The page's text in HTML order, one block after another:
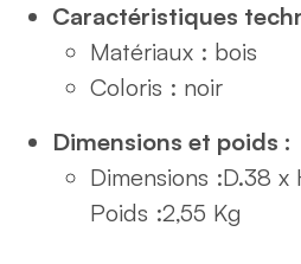
Caractéristiques
Matériaux : bois
Coloris : noir
Dimensions et poids :
Dimensions :D.38 x
Poids :2,55 Kg